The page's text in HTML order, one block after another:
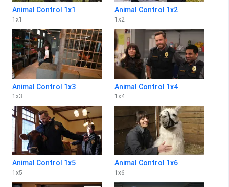
Animal Control 1x1
1 x1
Animal Control 1x2
1 x2
Animal Control 1x3
1 x3
Animal Control 1x4
1 x4
Animal Control 1x5
1 x5
Animal Control 1x6
1 x6